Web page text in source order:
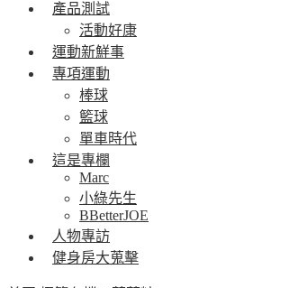
產品測試
活動好康
運動新鮮事
專項運動
棒球
籃球
單車時代
這是專欄
Marc
小綠先生
BBetterJOE
人物專訪
健身房大蒐擊